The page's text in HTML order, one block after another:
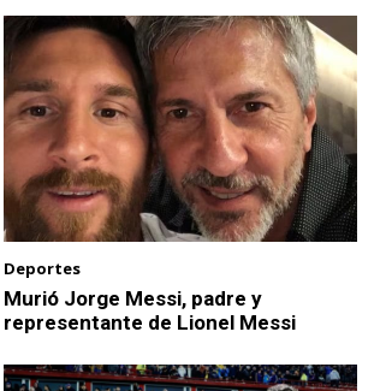
Deportes
Murió Jorge Messi, padre y
representante de Lionel Messi